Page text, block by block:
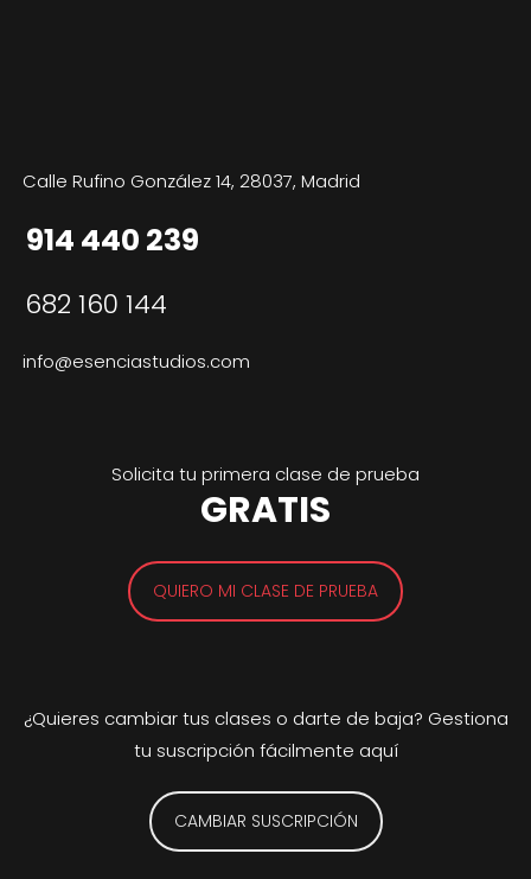
Calle Rufino González 14, 28037, Madrid
914 440 239
682 160 144
info@esenciastudios.com
Solicita tu primera clase de prueba
GRATIS
QUIERO MI CLASE DE PRUEBA
¿Quieres cambiar tus clases o darte de baja? Gestiona
tu suscripción fácilmente aquí
CAMBIAR SUSCRIPCIÓN